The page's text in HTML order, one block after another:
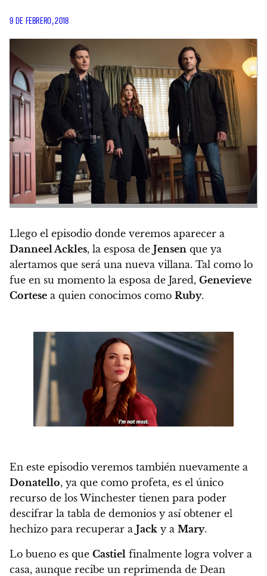
9 DE FEBRERO, 2018
Llego el episodio donde veremos aparecer a
Danneel Ackles, la esposa de Jensen que ya
alertamos que será una nueva villana. Tal como lo
fue en su momento la esposa de Jared, Genevieve
Cortese a quien conocimos como Ruby.
En este episodio veremos también nuevamente a
Donatello, ya que como profeta, es el único
recurso de los Winchester tienen para poder
descifrar la tabla de demonios y así obtener el
hechizo para recuperar a Jack y a Mary.
Lo bueno es que Castiel finalmente logra volver a
casa, aunque recibe un reprimenda de Dean